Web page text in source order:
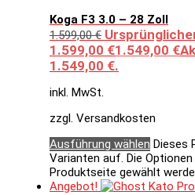
Koga F3 3.0 – 28 Zoll
1.599,00€
1.599,00 €1.549,00 €
1.549,00 €.
inkl. MwSt.
zzgl. Versandkosten
Ausführung wählen Dieses
Varianten auf. Die
Produktseite gewählt
Angebot!